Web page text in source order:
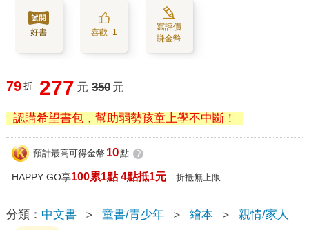
好書 喜歡+1
寫評價
賺金幣
79 折 277 元 350 元
認購希望書包，幫助弱勢孩童上學不中斷！
預計最高可得金幣 10點 ?
HAPPY GO享100累1點 4點抵1元 折抵無上限
分類： 中文書 ＞ 童書/青少年 ＞ 繪本 ＞ 親情/家人